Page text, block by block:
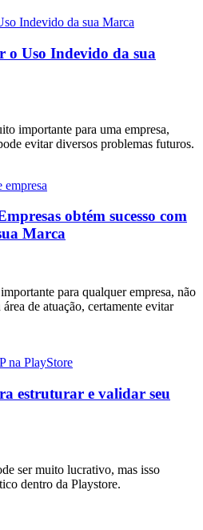
o Uso Indevido da sua
importante para uma empresa,
evitar diversos problemas futuros.
obtém sucesso com
Marca
para qualquer empresa, não
de atuação, certamente evitar
estruturar e validar seu
ser muito lucrativo, mas isso
dentro da Playstore.